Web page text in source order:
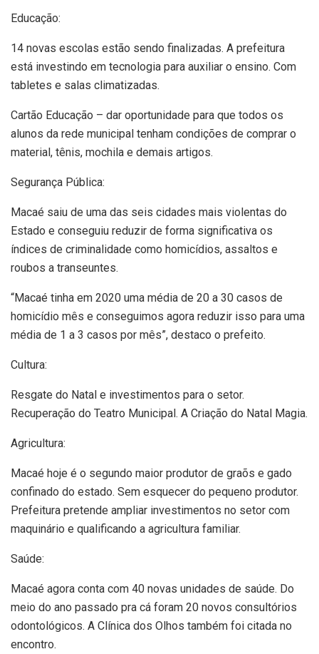
Educação:
14 novas escolas estão sendo finalizadas. A prefeitura
está investindo em tecnologia para auxiliar o ensino. Com
tabletes e salas climatizadas.
Cartão Educação – dar oportunidade para que todos os
alunos da rede municipal tenham condições de comprar o
material, tênis, mochila e demais artigos.
Segurança Pública:
Macaé saiu de uma das seis cidades mais violentas do
Estado e conseguiu reduzir de forma significativa os
índices de criminalidade como homicídios, assaltos e
roubos a transeuntes.
“Macaé tinha em 2020 uma média de 20 a 30 casos de
homicídio mês e conseguimos agora reduzir isso para uma
média de 1 a 3 casos por mês”, destaco o prefeito.
Cultura:
Resgate do Natal e investimentos para o setor.
Recuperação do Teatro Municipal. A Criação do Natal Magia.
Agricultura:
Macaé hoje é o segundo maior produtor de graõs e gado
confinado do estado. Sem esquecer do pequeno produtor.
Prefeitura pretende ampliar investimentos no setor com
maquinário e qualificando a agricultura familiar.
Saúde:
Macaé agora conta com 40 novas unidades de saúde. Do
meio do ano passado pra cá foram 20 novos consultórios
odontológicos. A Clínica dos Olhos também foi citada no
encontro.